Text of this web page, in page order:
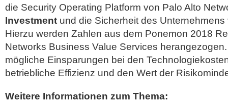
die Security Operating Platform von Palo Alto
Investment und die Sicherheit des
Hierzu werden Zahlen aus dem Ponemon 2018
Networks Business Value Services
mögliche Einsparungen bei den
betriebliche Effizienz und den Wert der
Weitere Informationen zum Thema: